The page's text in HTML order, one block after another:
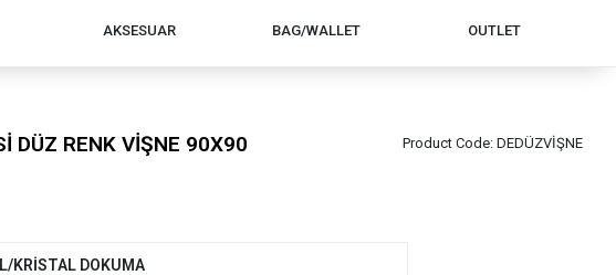
AKSESUAR BAG/WALLET OUTLET
DÜZ RENK VİŞNE 90X90 Product Code: DEDÜZVİŞNE
KRİSTAL DOKUMA